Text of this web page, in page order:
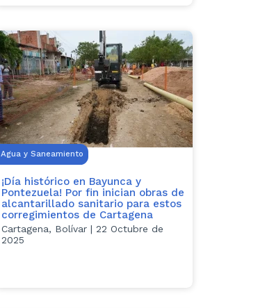
Agua y Saneamiento
¡Día histórico en Bayunca y
Pontezuela! Por fin inician obras de
alcantarillado sanitario para estos
corregimientos de Cartagena
Cartagena, Bolívar | 22 Octubre de
2025